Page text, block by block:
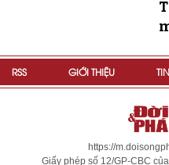
RSS GIỚI THIỆU
https://
Giấy phép số 12/GP-CBC